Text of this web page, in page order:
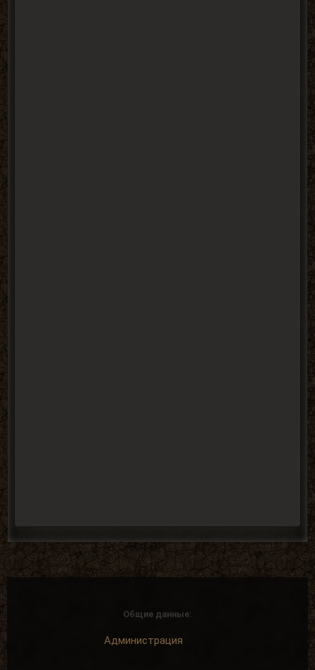
Общие данные:
Администрация